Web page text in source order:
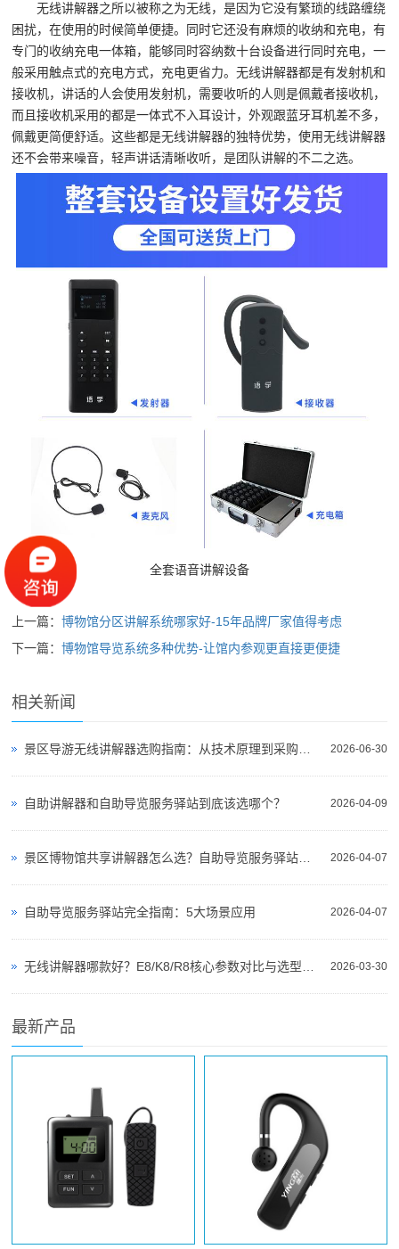
无线讲解器之所以被称之为无线，是因为它没有繁琐的线路缠绕
困扰，在使用的时候简单便捷。同时它还没有麻烦的收纳和充电，有
专门的收纳充电一体箱，能够同时容纳数十台设备进行同时充电，一
般采用触点式的充电方式，充电更省力。无线讲解器都是有发射机和
接收机，讲话的人会使用发射机，需要收听的人则是佩戴者接收机，
而且接收机采用的都是一体式不入耳设计，外观跟蓝牙耳机差不多，
佩戴更简便舒适。这些都是无线讲解器的独特优势，使用无线讲解器
还不会带来噪音，轻声讲话清晰收听，是团队讲解的不二之选。
全套语音讲解设备
上一篇：博物馆分区讲解系统哪家好-15年品牌厂家值得考虑
下一篇：博物馆导览系统多种优势-让馆内参观更直接更便捷
相关新闻
2026-06-30
景区导游无线讲解器选购指南：从技术原理到采购决策
2026-04-09
自助讲解器和自助导览服务驿站到底该选哪个？
2026-04-07
景区博物馆共享讲解器怎么选？自助导览服务驿站部署全攻略（2026版）
2026-04-07
自助导览服务驿站完全指南：5大场景应用
2026-03-30
无线讲解器哪款好？E8/K8/R8核心参数对比与选型指南
最新产品